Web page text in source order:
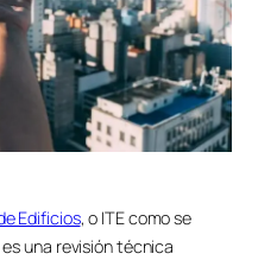
Edificios, o ITE como se
una revisión técnica